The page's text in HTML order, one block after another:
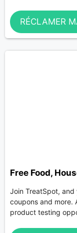
RÉCLAMER
Free Food,
Join TreatSpot,
coupons and more.
product testing